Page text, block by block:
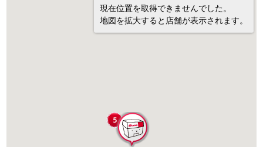
現在位置を取得できませんでした。
地図を拡大すると店舗が表示されます。